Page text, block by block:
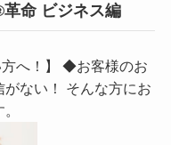
命 ビジネス編
へ！】 ◆お客様のお
ない！ そんな方にお